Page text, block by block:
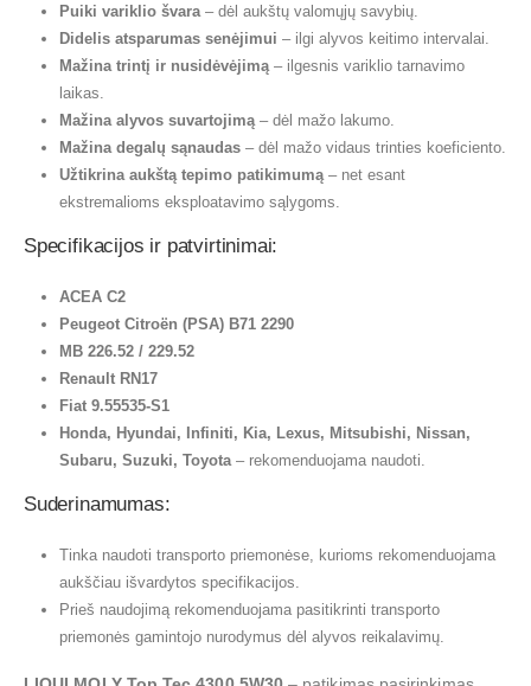
Puiki variklio švara– dėl aukštų valomųjų savybių.
Didelis atsparumas senėjimui – ilgi alyvos keitimo intervalai.
Mažina trintį ir nusidėvėjimą– ilgesnis variklio tarnavimo
laikas.
Mažina alyvos suvartojimą– dėl mažo lakumo.
Mažina degalų sąnaudas– dėl mažo vidaus trinties koeficiento.
Užtikrina aukštą tepimo patikimumą– net esant
ekstremalioms eksploatavimo sąlygoms.
Specifikacijos ir patvirtinimai:
ACEA C2
Peugeot Citroën (PSA) B71 2290
MB 226.52 / 229.52
Renault RN17
Fiat 9.55535-S1
Honda, Hyundai, Infiniti, Kia, Lexus, Mitsubishi, Nissan,
Subaru, Suzuki, Toyota– rekomenduojama naudoti.
Suderinamumas:
Tinka naudoti transporto priemonėse, kurioms rekomenduojama
aukščiau išvardytos specifikacijos.
Prieš naudojimą rekomenduojama pasitikrinti transporto
priemonės gamintojo nurodymus dėl alyvos reikalavimų.